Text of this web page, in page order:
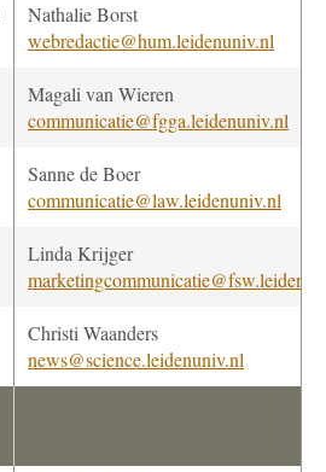
Nathalie Borst
webredactie@hum.leidenuniv.nl
Magali van Wieren
communicatie@fgga.leidenuniv.nl
Sanne de Boer
communicatie@law.leidenuniv.nl
Linda Krijger
Christi Waanders
news@science.leidenuniv.nl